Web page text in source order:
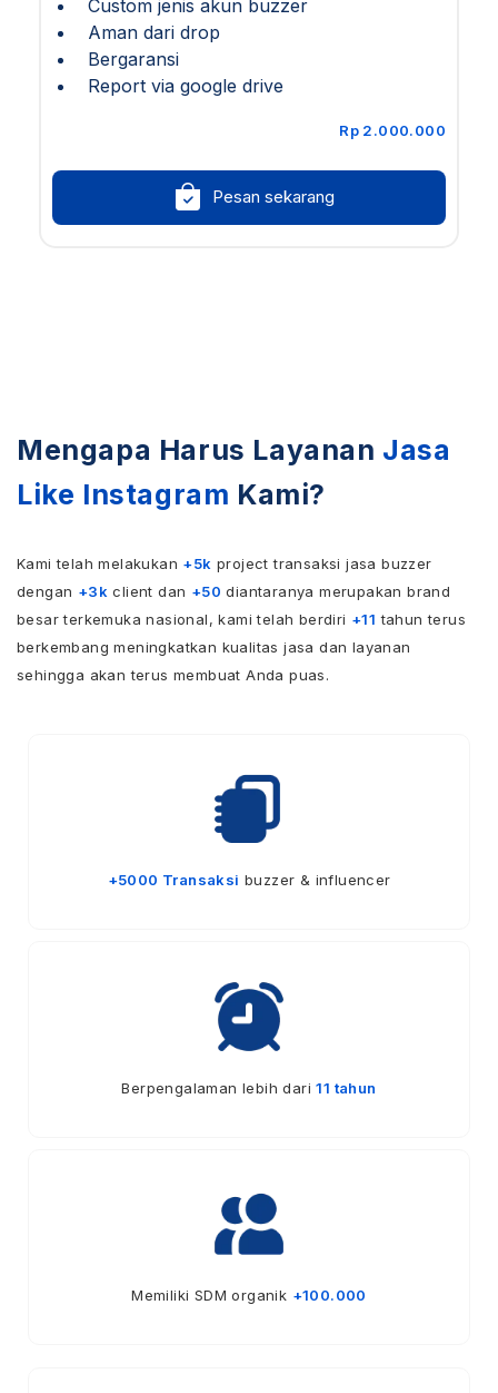
Custom jenis akun buzzer
Aman dari drop
Bergaransi
Report via google drive
Rp 2.000.000
Pesan sekarang
Mengapa Harus Layanan Jasa
Like Instagram Kami?
Kami telah melakukan +5k project transaksi jasa buzzer
dengan +3k client dan +50 diantaranya merupakan brand
besar terkemuka nasional, kami telah berdiri +11 tahun terus
berkembang meningkatkan kualitas jasa dan layanan
sehingga akan terus membuat Anda puas.
+5000 Transaksi buzzer & influencer
Berpengalaman lebih dari11 tahun
Memiliki SDM organik +100.000